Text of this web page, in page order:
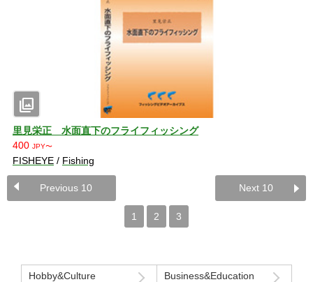
photo_library
里見栄正 水面直下のフライフィッシング
400 JPY〜
FISHEYE / Fishing
Previous 10 Next 10
1 2 3
Hobby&Culture Business&Education